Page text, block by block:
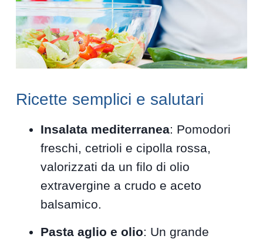
Ricette semplici e salutari
Insalata mediterranea: Pomodori
freschi, cetrioli e cipolla rossa,
valorizzati da un filo di olio
extravergine a crudo e aceto
balsamico.
Pasta aglio e olio: Un grande